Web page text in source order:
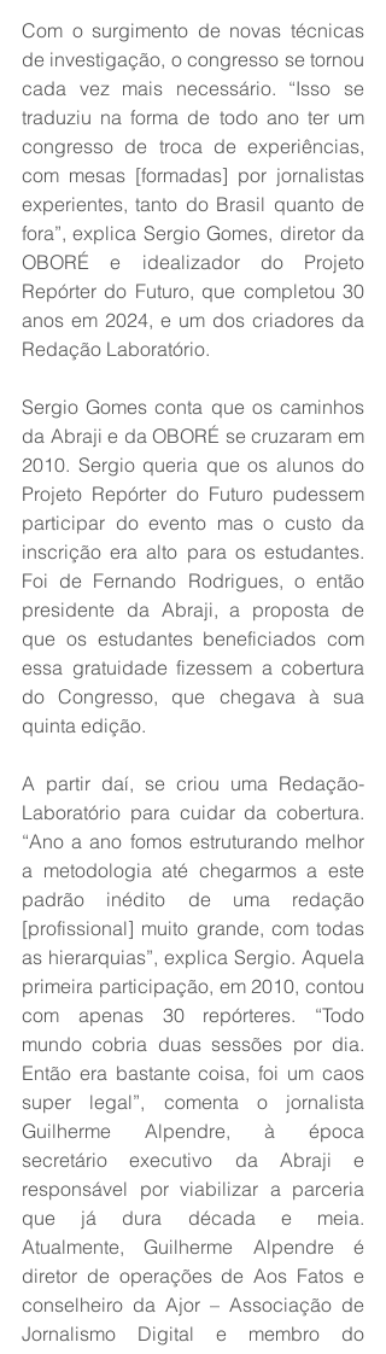
Com o surgimento de novas técnicas
de investigação, o congresso se tornou
cada vez mais necessário. “Isso se
traduziu na forma de todo ano ter um
congresso de troca de experiências,
com mesas [formadas] por jornalistas
experientes, tanto do Brasil quanto de
fora”, explica Sergio Gomes, diretor da
OBORÉ e idealizador do Projeto
Repórter do Futuro, que completou 30
anos em 2024, e um dos criadores da
Redação Laboratório.
Sergio Gomes conta que os caminhos
da Abraji e da OBORÉ se cruzaram em
2010. Sergio queria que os alunos do
Projeto Repórter do Futuro pudessem
participar do evento mas o custo da
inscrição era alto para os estudantes.
Foi de Fernando Rodrigues, o então
presidente da Abraji, a proposta de
que os estudantes beneficiados com
essa gratuidade fizessem a cobertura
do Congresso, que chegava à sua
quinta edição.
A partir daí, se criou uma Redação-
Laboratório para cuidar da cobertura.
“Ano a ano fomos estruturando melhor
a metodologia até chegarmos a este
padrão inédito de uma redação
[profissional] muito grande, com todas
as hierarquias”, explica Sergio. Aquela
primeira participação, em 2010, contou
com apenas 30 repórteres. “Todo
mundo cobria duas sessões por dia.
Então era bastante coisa, foi um caos
super legal”, comenta o jornalista
Guilherme Alpendre, à época
secretário executivo da Abraji e
responsável por viabilizar a parceria
que já dura década e meia.
Atualmente, Guilherme Alpendre é
diretor de operações de Aos Fatos e
conselheiro da Ajor – Associação de
Jornalismo Digital e membro do